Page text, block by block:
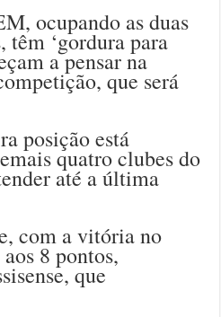
ocupando as duas
têm ‘gordura para
a pensar na
que será
posição está
quatro clubes do
até a última
com a vitória no
8 pontos,
que